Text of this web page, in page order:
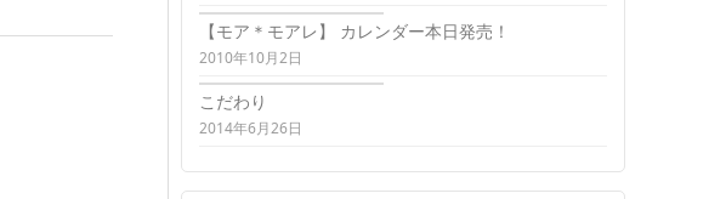
【モア＊モアレ】 カレンダー本日発売！
2010年10月2日
こだわり
2014年6月26日